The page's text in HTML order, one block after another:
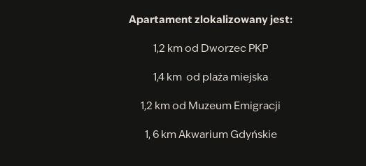
Apartament zlokalizowany jest:
1,2 km od Dworzec PKP
1,4 km od plaża miejska
1,2 km od Muzeum Emigracji
1, 6 km Akwarium Gdyńskie